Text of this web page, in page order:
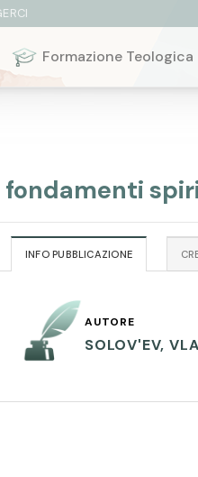
Formazione Teologica
fondamenti
INFO PUBBLICAZIONE
AUTORE
SOLOVʹEV,